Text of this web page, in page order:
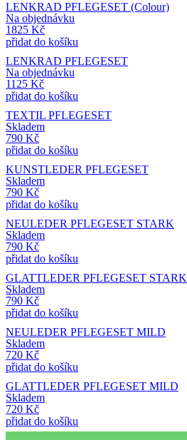
LENKRAD PFLEGESET (Colour)
Na objednávku
1825 Kč
přidat do košíku
LENKRAD PFLEGESET
Na objednávku
1125 Kč
přidat do košíku
TEXTIL PFLEGESET
Skladem
790 Kč
přidat do košíku
KUNSTLEDER PFLEGESET
Skladem
790 Kč
přidat do košíku
NEULEDER PFLEGESET STARK
Skladem
790 Kč
přidat do košíku
GLATTLEDER PFLEGESET STARK
Skladem
790 Kč
přidat do košíku
NEULEDER PFLEGESET MILD
Skladem
720 Kč
přidat do košíku
GLATTLEDER PFLEGESET MILD
Skladem
720 Kč
přidat do košíku